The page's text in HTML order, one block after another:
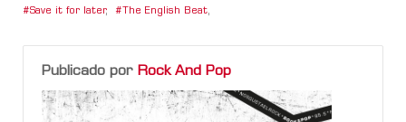
Save it for later, The English Beat,
Publicado por Rock And Pop